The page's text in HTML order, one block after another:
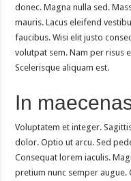
donec. Magna nulla sed.
mauris. Lacus eleifend
faucibus. Wisi elit justo
volutpat sem. Nam per risus
Scelerisque aliquam est.
In
Voluptatem et integer.
dolor. Optio ut arcu. Sed
Consequat lorem iaculis.
pretium nunc semper augue.